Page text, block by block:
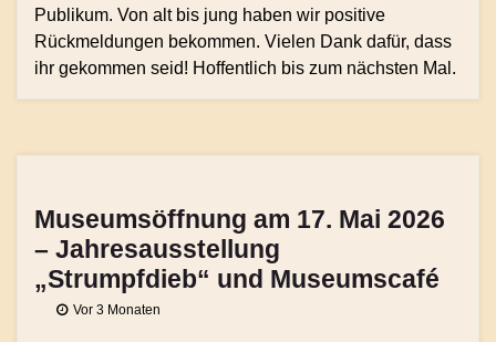
Publikum. Von alt bis jung haben wir positive
Rückmeldungen bekommen. Vielen Dank dafür, dass
ihr gekommen seid! Hoffentlich bis zum nächsten Mal.
Museumsöffnung am 17. Mai 2026
– Jahresausstellung
„Strumpfdieb“ und Museumscafé
Vor 3 Monaten